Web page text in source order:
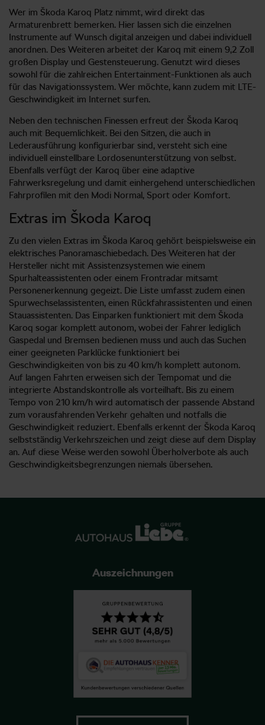
Wer im Škoda Karoq Platz nimmt, wird direkt das
Armaturenbrett bemerken. Hier lassen sich die einzelnen
Instrumente auf Wunsch digital anzeigen und dabei individuell
anordnen. Des Weiteren arbeitet der Karoq mit einem 9,2 Zoll
großen Display und Gestensteuerung. Genutzt wird dieses
sowohl für die zahlreichen Entertainment-Funktionen als auch
für das Navigationssystem. Wer möchte, kann zudem mit LTE-
Geschwindigkeit im Internet surfen.
Neben den technischen Finessen erfreut der Škoda Karoq
auch mit Bequemlichkeit. Bei den Sitzen, die auch in
Lederausführung konfigurierbar sind, versteht sich eine
individuell einstellbare Lordosenunterstützung von selbst.
Ebenfalls verfügt der Karoq über eine adaptive
Fahrwerksregelung und damit einhergehend unterschiedlichen
Fahrprofilen mit den Modi Normal, Sport oder Komfort.
Extras im Škoda Karoq
Zu den vielen Extras im Škoda Karoq gehört beispielsweise ein
elektrisches Panoramaschiebedach. Des Weiteren hat der
Hersteller nicht mit Assistenzsystemen wie einem
Spurhalteassistenten oder einem Frontradar mitsamt
Personenerkennung gegeizt. Die Liste umfasst zudem einen
Spurwechselassistenten, einen Rückfahrassistenten und einen
Stauassistenten. Das Einparken funktioniert mit dem Škoda
Karoq sogar komplett autonom, wobei der Fahrer lediglich
Gaspedal und Bremsen bedienen muss und auch das Suchen
einer geeigneten Parklücke funktioniert bei
Geschwindigkeiten von bis zu 40 km/h komplett autonom.
Auf langen Fahrten erweisen sich der Tempomat und die
integrierte Abstandskontrolle als vorteilhaft. Bis zu einem
Tempo von 210 km/h wird automatisch der passende Abstand
zum vorausfahrenden Verkehr gehalten und notfalls die
Geschwindigkeit reduziert. Ebenfalls erkennt der Škoda Karoq
selbstständig Verkehrszeichen und zeigt diese auf dem Display
an. Auf diese Weise werden sowohl Überholverbote als auch
Geschwindigkeitsbegrenzungen niemals übersehen.
Auszeichnungen